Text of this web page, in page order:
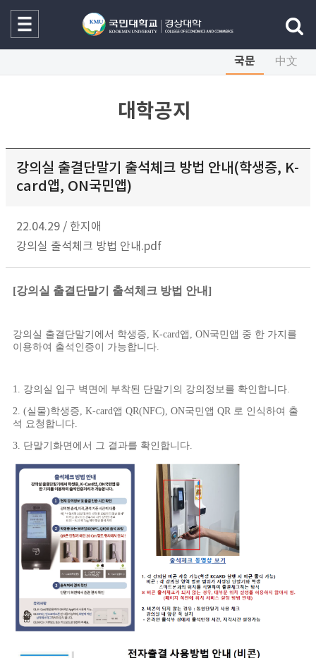
국문 中文
대학공지
강의실 출결단말기 출석체크 방법 안내(학생증, K-
card앱, ON국민앱)
22.04.29 / 한지애
강의실 출석체크 방법 안내.pdf
[강의실 출결단말기 출석체크 방법 안내]
강의실 출결단말기에서 학생증, K-card앱, ON국민앱 중 한 가지를
이용하여 출석인증이 가능합니다.
1. 강의실 입구 벽면에 부착된 단말기의 강의정보를 확인합니다.
2. (실물)학생증, K-card앱 QR(NFC), ON국민앱 QR 로 인식하여 출
석 요청합니다.
3. 단말기화면에서 그 결과를 확인합니다.